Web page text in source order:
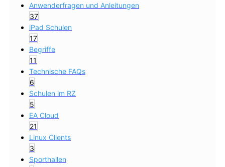
Anwenderfragen und Anleitungen
37
iPad Schulen
17
Begriffe
11
Technische FAQs
6
Schulen im RZ
5
EA Cloud
21
Linux Clients
3
Sporthallen